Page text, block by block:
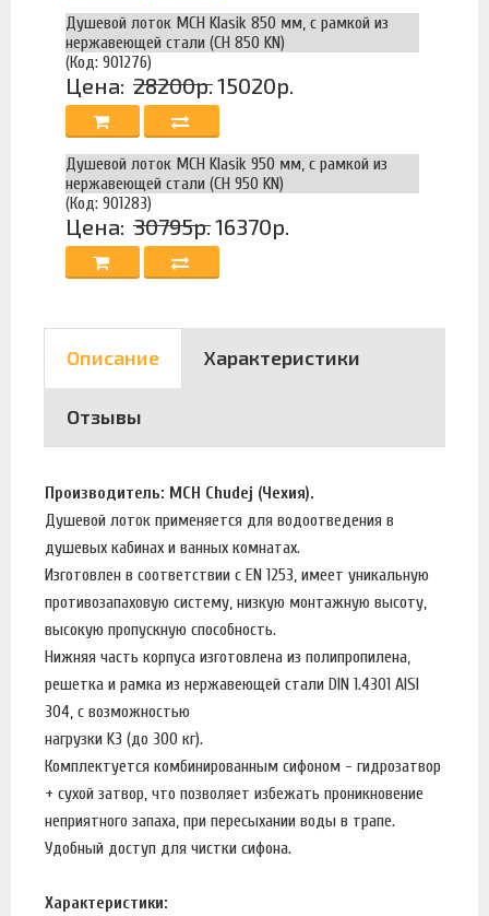
Душевой лоток MCH Klasik 850 мм, с рамкой из
нержавеющей стали (CH 850 KN)
(Код: 901276)
Цена: 28200р.15020р.
Душевой лоток MCH Klasik 950 мм, с рамкой из
нержавеющей стали (CH 950 KN)
(Код: 901283)
Цена: 30795р.16370р.
Описание Характеристики
Отзывы
Производитель: MCH Chudej (Чехия).
Душевой лоток применяется для водоотведения в
душевых кабинах и ванных комнатах.
Изготовлен в соответствии с EN 1253, имеет уникальную
противозапаховую систему, низкую монтажную высоту,
высокую пропускную способность.
Нижняя часть корпуса изготовлена из полипропилена,
решетка и рамка из нержавеющей стали DIN 1.4301 AISI
304, с возможностью
нагрузки K3 (до 300 кг).
Комплектуется комбинированным сифоном - гидрозатвор
+ сухой затвор, что позволяет избежать проникновение
неприятного запаха, при пересыхании воды в трапе.
Удобный доступ для чистки сифона.
Характеристики: